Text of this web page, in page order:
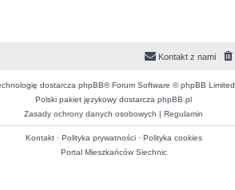
Kontakt z nami
dostarcza phpBB® Forum Software © phpBB Limited
Polski pakiet językowy dostarcza phpBB.pl
Zasady ochrony danych osobowych | Regulamin
Kontakt· Polityka prywatności· Polityka cookies
Portal Mieszkańców Siechnic